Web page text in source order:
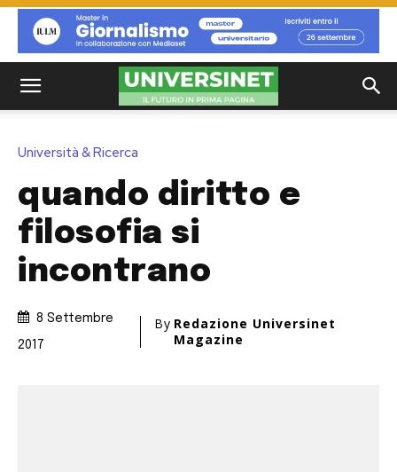
Università & Ricerca
quando diritto e
filosofia si
incontrano
8 Settembre
2017
By Redazione Universinet
Magazine